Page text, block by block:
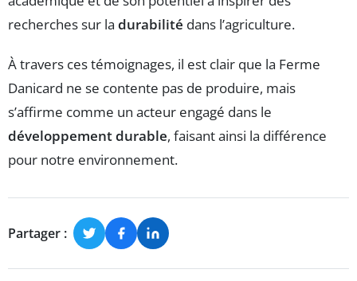
recherches sur la durabilité dans l’agriculture.
À travers ces témoignages, il est clair que la Ferme
Danicard ne se contente pas de produire, mais
s’affirme comme un acteur engagé dans le
développement durable, faisant ainsi la différence
pour notre environnement.
Partager :